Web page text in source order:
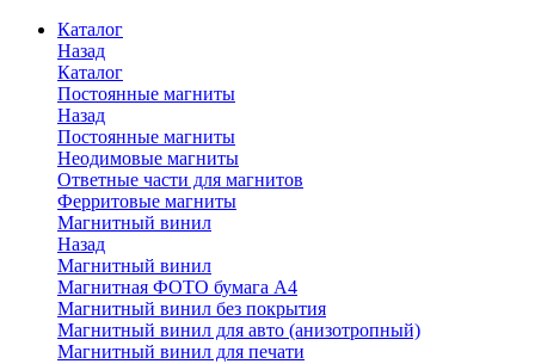
Каталог
Назад
Каталог
Постоянные магниты
Назад
Постоянные магниты
Неодимовые магниты
Ответные части для магнитов
Ферритовые магниты
Магнитный винил
Назад
Магнитный винил
Магнитная ФОТО бумага А4
Магнитный винил без покрытия
Магнитный винил для авто (анизотропный)
Магнитный винил для печати